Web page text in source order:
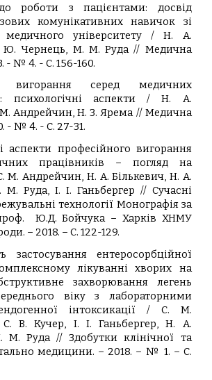
роботи з пацієнтами: досвід
комунікативних навичок зі
медичного університету / Н. А.
Ю. Чернець, М. М. Руда // Медична
- № 4. - С. 156-160.
вигорання серед медичних
психологічні аспекти /Н. А.
Андрейчин,Н. З. Ярема // Медична
- № 4. - С. 27-31.
аспекти професійного вигорання
працівників – погляд на
М. Андрейчин, Н. А. Бількевич, Н. А.
Руда, І. І. Ганьбергер // Сучасні
технології Монографія за
Ю.Д. Бойчука – Харків ХНМУ
– 2018. – С. 122-129.
застосування ентеросорбційної
лікуванні хворих на
захворювання легень
віку з лабораторними
інтоксикації / С. М.
В. Кучер, І. І. Ганьбергер, Н. А.
М. Руда // Здобутки клінічної та
медицини. – 2018. – № 1. – С.